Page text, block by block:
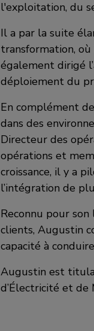
l'exploitation, du
Il a par la suite
transformation,
également dirigé
déploiement du
En complément
dans des
Directeur des
opérations et
croissance, il y a
l’intégration de
Reconnu pour
clients, Augustin
capacité à
Augustin est
d’Électricité et de